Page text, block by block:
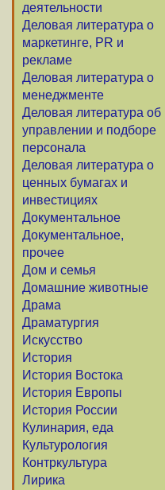
деятельности
Деловая литература о
маркетинге, PR и
рекламе
Деловая литература о
менеджменте
Деловая литература об
управлении и подборе
персонала
Деловая литература о
ценных бумагах и
инвестициях
Документальное
Документальное,
прочее
Дом и семья
Домашние животные
Драма
Драматургия
Искусство
История
История Востока
История Европы
История России
Кулинария, еда
Культурология
Контркультура
Лирика